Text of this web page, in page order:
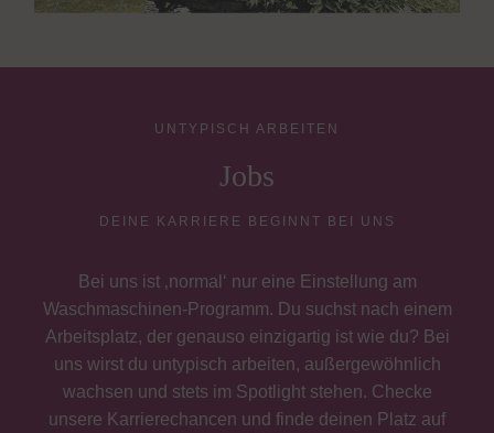
UNTYPISCH ARBEITEN
Jobs
DEINE KARRIERE BEGINNT BEI UNS
Bei uns ist ‚normal‘ nur eine Einstellung am
Waschmaschinen-Programm. Du suchst nach einem
Arbeitsplatz, der genauso einzigartig ist wie du? Bei
uns wirst du untypisch arbeiten, außergewöhnlich
wachsen und stets im Spotlight stehen. Checke
unsere Karrierechancen und finde deinen Platz auf